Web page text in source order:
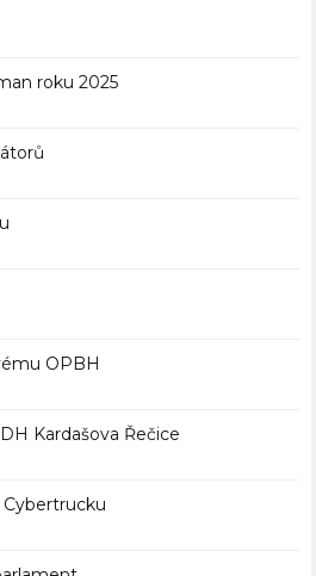
roku 2025
OPBH
Kardašova Řečice